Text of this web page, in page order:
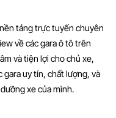
tảng trực tuyến chuyên
về các gara ô tô trên
và tiện lợi cho chủ xe,
gara uy tín, chất lượng, và
xe của mình.